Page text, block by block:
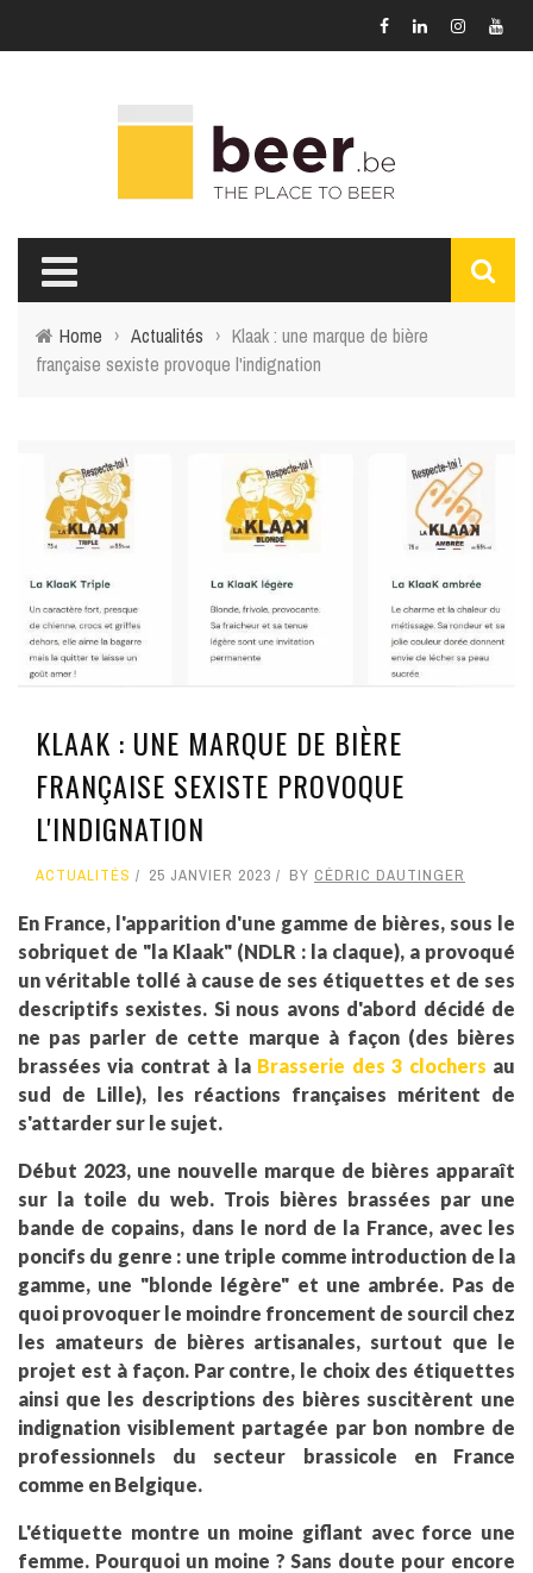
Home › Actualités › Klaak : une marque de bière
française sexiste provoque l'indignation
KLAAK : UNE MARQUE DE BIÈRE
FRANÇAISE SEXISTE PROVOQUE
L'INDIGNATION
ACTUALITÉS 25 JANVIER 2023 BY CÉDRIC DAUTINGER
En France, l'apparition d'une gamme de bières, sous le
sobriquet de "la Klaak" (NDLR : la claque), a provoqué
un véritable tollé à cause de ses étiquettes et de ses
descriptifs sexistes. Si nous avons d'abord décidé de
ne pas parler de cette marque à façon (des bières
brassées via contrat à la Brasserie des 3 clochers au
sud de Lille), les réactions françaises méritent de
s'attarder sur le sujet.
Début 2023, une nouvelle marque de bières apparaît
sur la toile du web. Trois bières brassées par une
bande de copains, dans le nord de la France, avec les
poncifs du genre : une triple comme introduction de la
gamme, une "blonde légère" et une ambrée. Pas de
quoi provoquer le moindre froncement de sourcil chez
les amateurs de bières artisanales, surtout que le
projet est à façon. Par contre, le choix des étiquettes
ainsi que les descriptions des bières suscitèrent une
indignation visiblement partagée par bon nombre de
professionnels du secteur brassicole en France
comme en Belgique.
L'étiquette montre un moine giflant avec force une
femme. Pourquoi un moine ? Sans doute pour encore